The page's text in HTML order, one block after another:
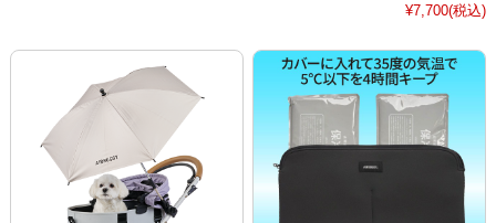
¥7,700(税込)